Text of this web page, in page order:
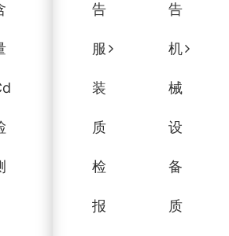
告 告
服
装
质
检
报
机
械
设
备
质